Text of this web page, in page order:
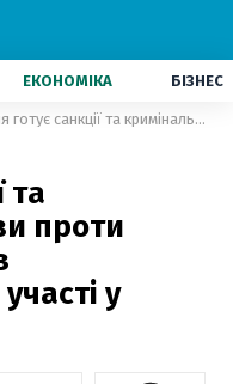
ЕКОНОМІКА БІЗНЕС
Росія готує санкції та кримінальні справи проти членів WADA через відсторонення від участі у Олімпіаді
та
проти
у